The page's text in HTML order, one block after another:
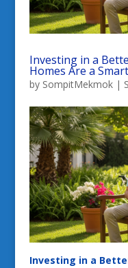
Investing in a
Homes Are a
by SompitMekmok|
Investing in a